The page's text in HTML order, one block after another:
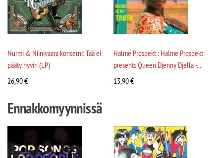
Nurmi & Niinivaara konserni: Tää ei
pääty hyvin (LP)
26,90€
Halme Prospekt : Halme Prospekt
presents Queen Djenny Djella -...
13,90€
Ennakkomyynnissä